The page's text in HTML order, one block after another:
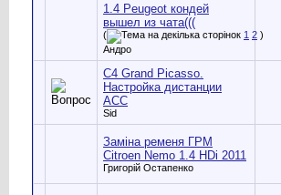
1.4 Peugeot кондей
вышел из чата(((
( 1 2 )
Андро
C4 Grand Picasso.
Настройка дистанции
АСС
Sid
Заміна ременя ГРМ
Citroen Nemo 1.4 HDi 2011
Григорій Остапенко